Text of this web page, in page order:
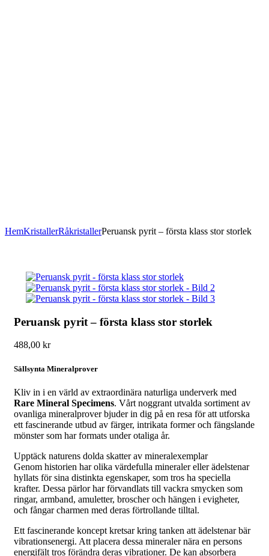
HemKristallerRåkristallerPeruansk pyrit – första klass stor storlek
Peruansk pyrit – första klass stor storlek
488,00 kr
Sällsynta Mineralprover
Kliv in i en värld av extraordinära naturliga underverk med
Rare Mineral Specimens. Vårt noggrant utvalda sortiment av
ovanliga mineralprover bjuder in dig på en resa för att utforska
ett fascinerande utbud av färger, intrikata former och fängslande
mönster som har formats under otaliga år.
Upptäck naturens dolda skatter av mineralexemplar
Genom historien har olika värdefulla mineraler eller ädelstenar
hyllats för sina distinkta egenskaper, som tros ha speciella
krafter. Dessa pärlor har förvandlats till vackra smycken som
ringar, armband, amuletter, broscher och hängen i evigheter,
och fångar charmen med deras förtrollande tilltal.
Ett fascinerande koncept kretsar kring tanken att ädelstenar bär
vibrationsenergi. Att placera dessa mineraler nära en persons
energifält tros förändra deras vibrationer. De kan absorbera